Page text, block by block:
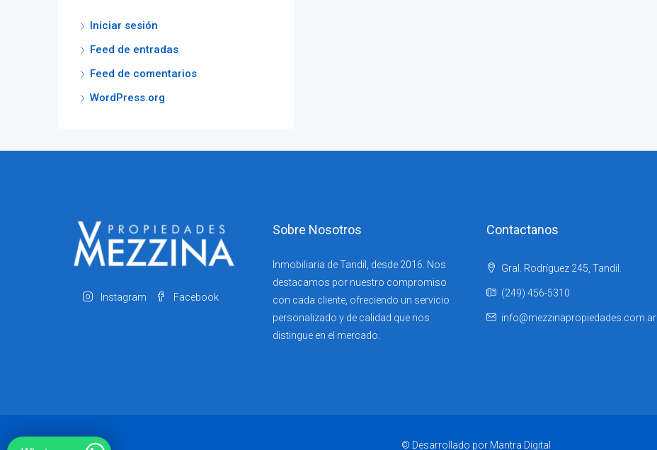
Iniciar sesión
Feed de entradas
Feed de comentarios
WordPress.org
Instagram Facebook
Sobre Nosotros
Inmobiliaria de Tandil, desde 2016. Nos
destacamos por nuestro compromiso
con cada cliente, ofreciendo un servicio
personalizado y de calidad que nos
distingue en el mercado.
Contactanos
Gral. Rodríguez 245, Tandil.
(249) 456-5310
info@mezzinapropiedades.com.ar
© Desarrollado por Mantra Digital